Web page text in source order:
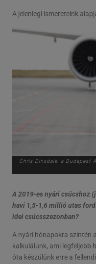
A jelenlegi ismereteink
Chris Dinsdale, a Budapest
A 2019-es nyári csúcshoz
havi 1,5-1,6 millió utas
idei csúcsszezonban?
A nyári hónapokra szintén
kalkulálunk, ami legfeljebb
óta készülünk erre a